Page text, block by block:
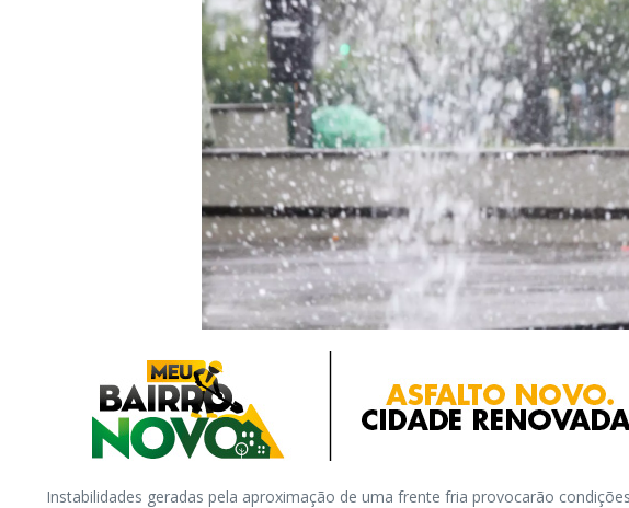
Instabilidades geradas pela aproximação de uma frente fria provocarão